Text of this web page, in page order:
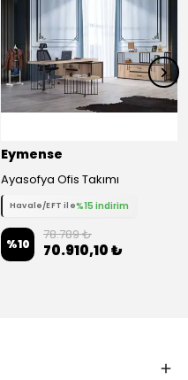
Eymense
Ayasofya Ofis Takımı
Havale/EFT ile%15 indirim
%10
78.789 ₺
70.910,10 ₺